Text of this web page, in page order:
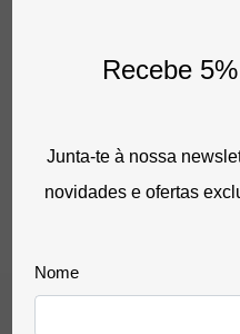
0,64 €
0 Avaliação(ões)